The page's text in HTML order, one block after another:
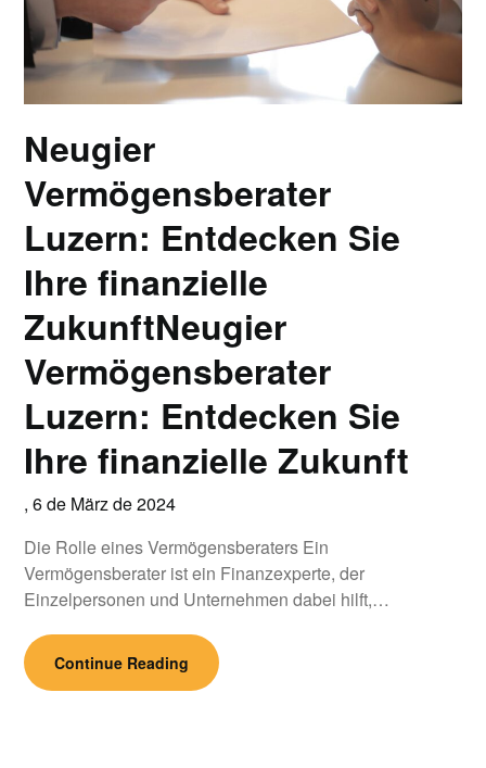
Neugier
Vermögensberater
Luzern: Entdecken Sie
Ihre finanzielle
ZukunftNeugier
Vermögensberater
Luzern: Entdecken Sie
Ihre finanzielle Zukunft
,6 de März de 2024
Die Rolle eines Vermögensberaters Ein
Vermögensberater ist ein Finanzexperte, der
Einzelpersonen und Unternehmen dabei hilft,…
Continue Reading